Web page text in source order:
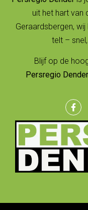
uit het hart van
Geraardsbergen,
telt –
Blijf op de
Persregio